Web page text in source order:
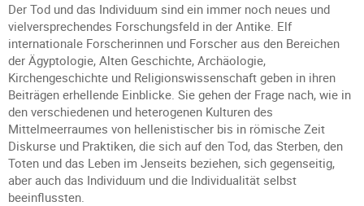
Der Tod und das Individuum sind ein immer noch neues und
vielversprechendes Forschungsfeld in der Antike. Elf
internationale Forscherinnen und Forscher aus den Bereichen
der Ägyptologie, Alten Geschichte, Archäologie,
Kirchengeschichte und Religionswissenschaft geben in ihren
Beiträgen erhellende Einblicke. Sie gehen der Frage nach, wie in
den verschiedenen und heterogenen Kulturen des
Mittelmeerraumes von hellenistischer bis in römische Zeit
Diskurse und Praktiken, die sich auf den Tod, das Sterben, den
Toten und das Leben im Jenseits beziehen, sich gegenseitig,
aber auch das Individuum und die Individualität selbst
beeinflussten.